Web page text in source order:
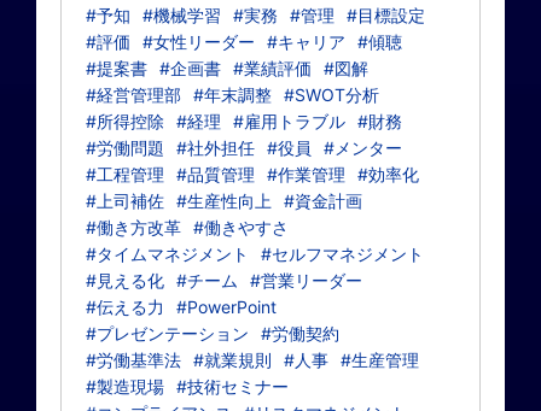
#予知
#機械学習 #実務 #管理
#目標設定
#評価
#女性リーダー #キャリア
#傾聴
#提案書 #企画書 #業績評価
#図解
#経営管理部 #年末調整 #SWOT分析
#所得控除
#経理 #雇用トラブル #財務
#労働問題
#社外担任 #役員
#メンター
#工程管理
#品質管理 #作業管理
#効率化
#上司補佐 #生産性向上
#資金計画
#働き方改革 #働きやすさ
#タイムマネジメント
#セルフマネジメント
#見える化 #チーム
#営業リーダー
#伝える力
#PowerPoint
#プレゼンテーション
#労働契約
#労働基準法 #就業規則 #人事 #生産管理
#製造現場 #技術セミナー